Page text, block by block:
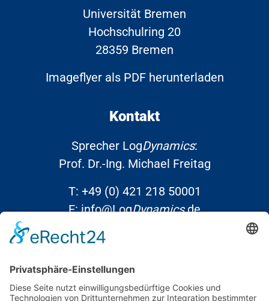
Universität Bremen
Hochschulring 20
28359 Bremen
Imageflyer als PDF herunterladen
Kontakt
Sprecher LogDynamics:
Prof. Dr.-Ing. Michael Freitag
T: +49 (0) 421 218 50001
E:info@LogDynamics.de
Kontakt